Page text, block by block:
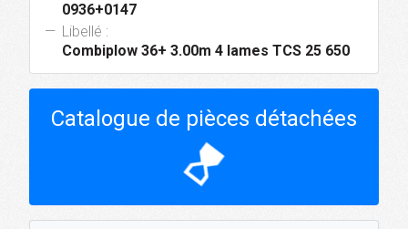
0936+0147
Libellé :
Combiplow 36+ 3.00m 4 lames TCS 25 650
Catalogue de pièces détachées
hourglass_top